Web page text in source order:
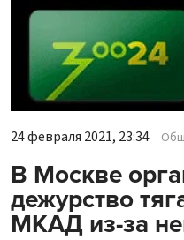
24 февраля 2021, 23:34
В Москве
дежурство
МКАД из-за